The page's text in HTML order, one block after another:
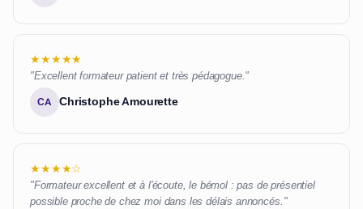
★★★★★
"Excellent formateur patient et très pédagogue."
CA Christophe Amourette
★★★★☆
"Formateur excellent et à l'écoute, le bémol : pas de présentiel
possible proche de chez moi dans les délais annoncés."